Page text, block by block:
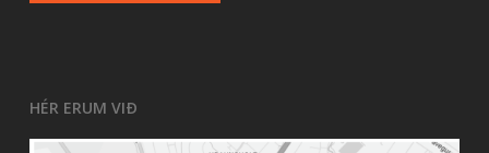
HÉR ERUM VIÐ